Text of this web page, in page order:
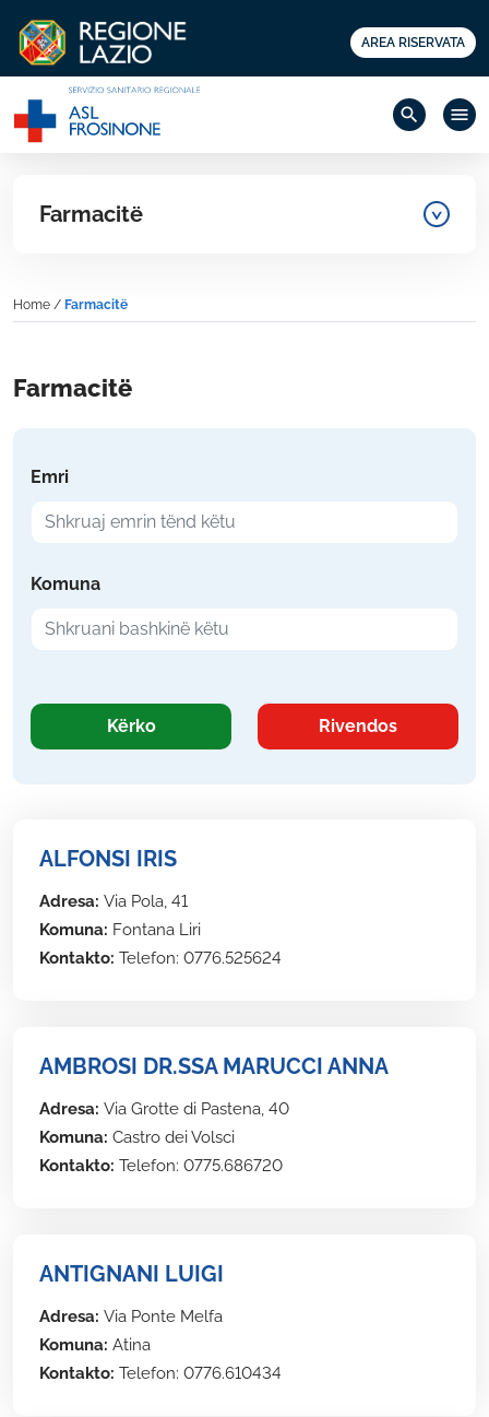
AREA RISERVATA
search menu
Farmacitë
Home / Farmacitë
Farmacitë
Emri
Komuna
Kërko Rivendos
ALFONSI IRIS
Adresa: Via Pola, 41
Komuna: Fontana Liri
Kontakto: Telefon: 0776.525624
AMBROSI DR.SSA MARUCCI ANNA
Adresa: Via Grotte di Pastena, 40
Komuna: Castro dei Volsci
Kontakto: Telefon: 0775.686720
ANTIGNANI LUIGI
Adresa: Via Ponte Melfa
Komuna: Atina
Kontakto: Telefon: 0776.610434